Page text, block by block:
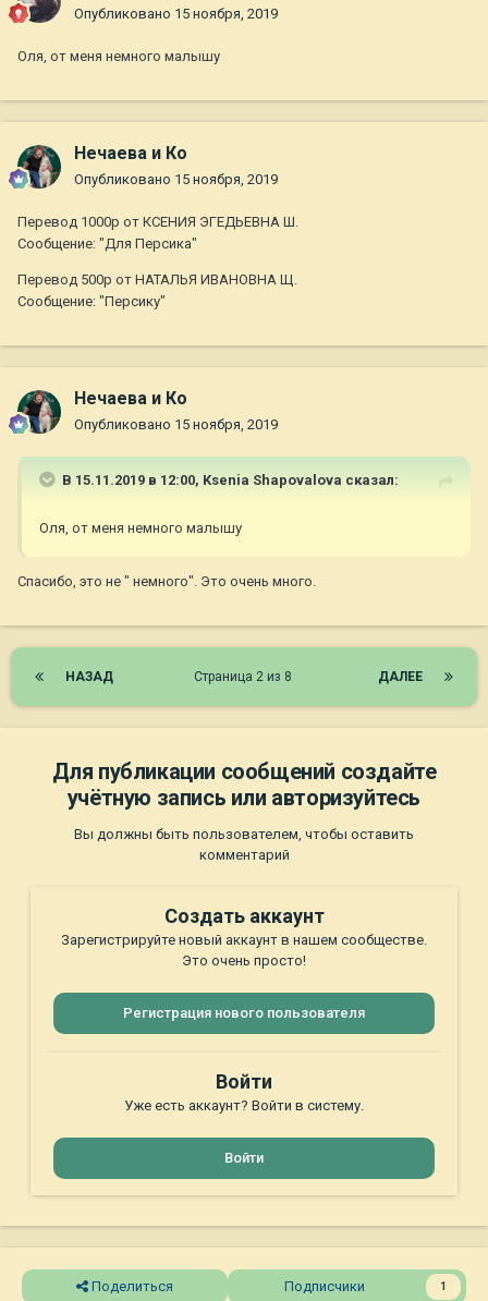
Опубликовано 15 ноября, 2019
Оля, от меня немного малышу
Нечаева и Ко
Опубликовано 15 ноября, 2019
Перевод 1000р от КСЕНИЯ ЭГЕДЬЕВНА Ш.
Сообщение: "Для Персика"
Перевод 500р от НАТАЛЬЯ ИВАНОВНА Щ.
Сообщение: "Персику"
Нечаева и Ко
Опубликовано 15 ноября, 2019
В 15.11.2019 в 12:00, Ksenia Shapovalova сказал:
Оля, от меня немного малышу
Спасибо, это не " немного". Это очень много.
НАЗАД ДАЛЕЕ
Страница 2 из 8
Для публикации сообщений создайте
учётную запись или авторизуйтесь
Вы должны быть пользователем, чтобы оставить
комментарий
Создать аккаунт
Зарегистрируйте новый аккаунт в нашем сообществе.
Это очень просто!
Регистрация нового пользователя
Войти
Уже есть аккаунт? Войти в систему.
Войти
Поделиться Подписчики 1